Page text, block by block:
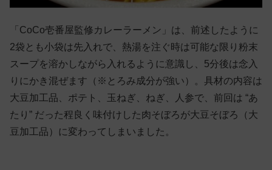
「CoCo壱番屋監修カレーラーメン」は、前述したように
2袋とも小袋は先入れで、熱湯を注ぐ時は可能な限り粉末
スープを溶かしながら入れるように意識し、5分後は念入
りにかき混ぜます（※とろみ成分が強い）。具材の内容は
大豆加工品、ポテト、玉ねぎ、ねぎ、人参で、前回は “あ
たり” だった程良く味付けした肉そぼろが大豆そぼろ（大
豆加工品）に変わってしまいました。